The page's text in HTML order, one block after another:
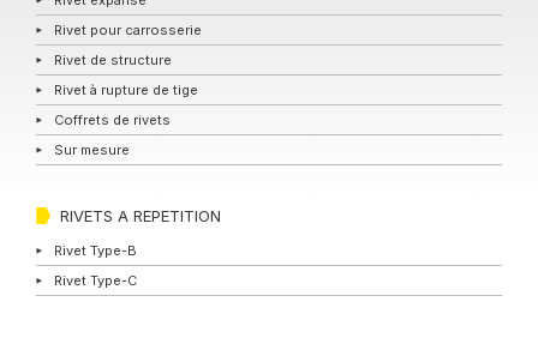
Rivet pour carrosserie
Rivet de structure
Rivet à rupture de tige
Coffrets de rivets
Sur mesure
RIVETS A REPETITION
Rivet Type-B
Rivet Type-C